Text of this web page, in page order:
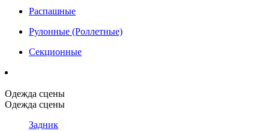
Распашные
Рулонные (Роллетные)
Секционные
Одежда сцены
Одежда сцены
Задник